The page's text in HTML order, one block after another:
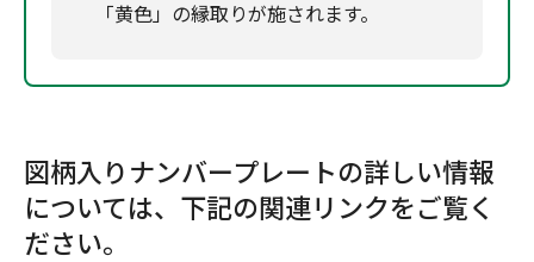
「黄色」の縁取りが施されます。
図柄入りナンバープレートの詳しい情報
については、下記の関連リンクをご覧く
ださい。